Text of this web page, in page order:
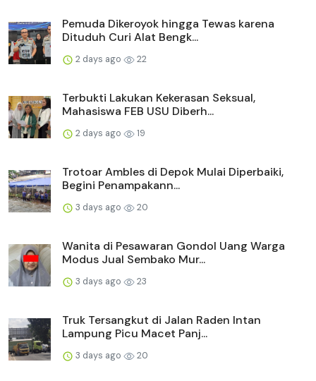
Pemuda Dikeroyok hingga Tewas karena
Dituduh Curi Alat Bengk...
2 days ago 22
Terbukti Lakukan Kekerasan Seksual,
Mahasiswa FEB USU Diberh...
2 days ago 19
Trotoar Ambles di Depok Mulai Diperbaiki,
Begini Penampakann...
3 days ago 20
Wanita di Pesawaran Gondol Uang Warga
Modus Jual Sembako Mur...
3 days ago 23
Truk Tersangkut di Jalan Raden Intan
Lampung Picu Macet Panj...
3 days ago 20